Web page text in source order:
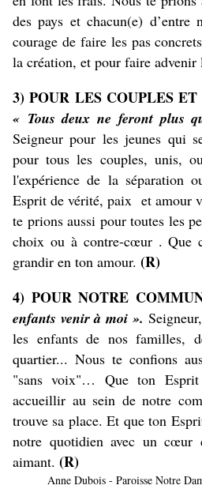
des pays et chacun(e)
courage de faire les pas
la création, et pour faire advenir
3) POUR LES COUPLES
« Tous deux ne feront plus
Seigneur pour les jeunes qui
pour tous les couples, unis,
l'expérience de la séparation
Esprit de vérité, paix et amour
te prions aussi pour toutes les
choix ou à contre-cœur . Que
grandir en ton amour. (R)
4) POUR NOTRE
enfants venir à moi ».
les enfants de nos familles,
quartier... Nous te confions
"sans voix"… Que ton
accueillir au sein de notre
trouve sa place. Et que ton
notre quotidien avec un cœur
aimant. (R)
Anne Dubois - Paroisse Notre